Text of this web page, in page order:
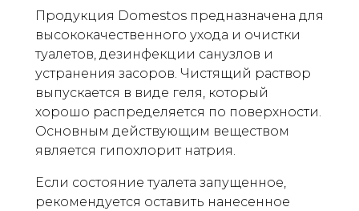
Продукция Domestos предназначена для
высококачественного ухода и очистки
туалетов, дезинфекции санузлов и
устранения засоров. Чистящий раствор
выпускается в виде геля, который
хорошо распределяется по поверхности.
Основным действующим веществом
является гипохлорит натрия.
Если состояние туалета запущенное,
рекомендуется оставить нанесенное